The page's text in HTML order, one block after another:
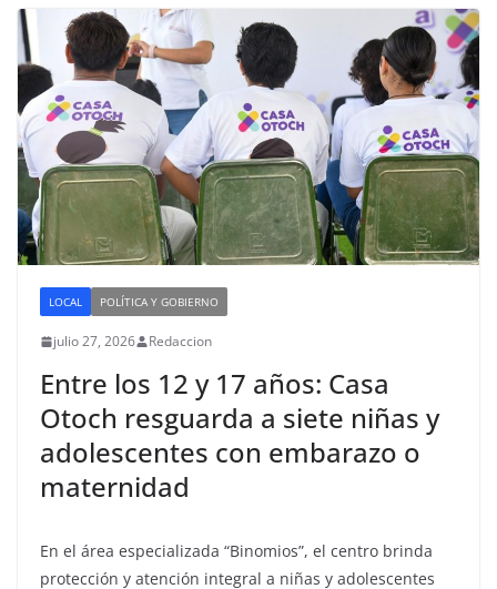
LOCAL POLÍTICA Y GOBIERNO
julio 27, 2026 Redaccion
Entre los 12 y 17 años: Casa
Otoch resguarda a siete niñas y
adolescentes con embarazo o
maternidad
En el área especializada “Binomios”, el centro brinda
protección y atención integral a niñas y adolescentes